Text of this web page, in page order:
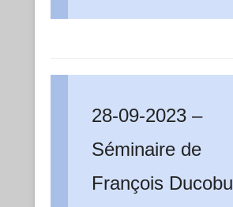
28-09-2023 –
Séminaire de
François Ducobu